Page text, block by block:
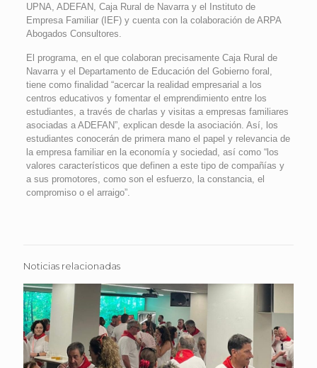
UPNA, ADEFAN, Caja Rural de Navarra y el Instituto de
Empresa Familiar (IEF) y cuenta con la colaboración de ARPA
Abogados Consultores.
El programa, en el que colaboran precisamente Caja Rural de
Navarra y el Departamento de Educación del Gobierno foral,
tiene como finalidad “acercar la realidad empresarial a los
centros educativos y fomentar el emprendimiento entre los
estudiantes, a través de charlas y visitas a empresas familiares
asociadas a ADEFAN”, explican desde la asociación. Así, los
estudiantes conocerán de primera mano el papel y relevancia de
la empresa familiar en la economía y sociedad, así como “los
valores característicos que definen a este tipo de compañías y
a sus promotores, como son el esfuerzo, la constancia, el
compromiso o el arraigo”.
Noticias relacionadas